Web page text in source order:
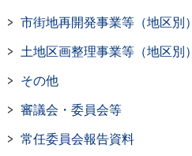
市街地再開発事業等（地区別）
土地区画整理事業等（地区別）
その他
審議会・委員会等
常任委員会報告資料